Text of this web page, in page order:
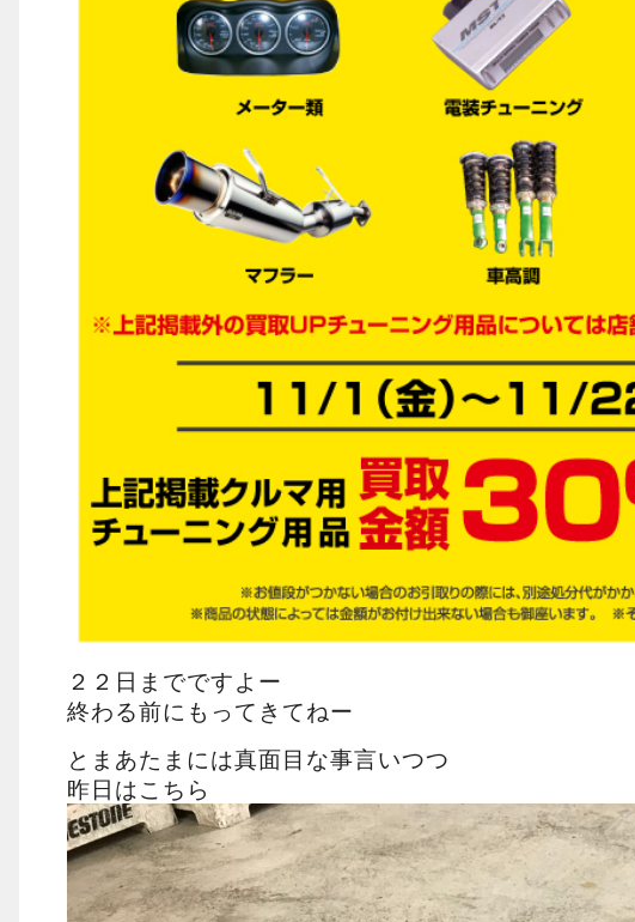
２２日までですよー
終わる前にもってきてねー
とまあたまには真面目な事言いつつ
昨日はこちら